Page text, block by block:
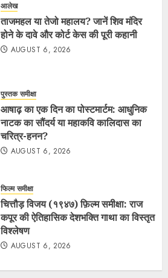
आलेख
ताजमहल या तेजो महालय? जानें शिव मंदिर
होने के दावे और कोर्ट केस की पूरी कहानी
AUGUST 6, 2026
पुस्तक समीक्षा
आषाढ़ का एक दिन का पोस्टमार्टम: आधुनिक
नाटक का सौंदर्य या महाकवि कालिदास का
चरित्र-हनन?
AUGUST 6, 2026
फिल्म समीक्षा
चित्तौड़ विजय (१९४७) फ़िल्म समीक्षा: राज
कपूर की ऐतिहासिक देशभक्ति गाथा का विस्तृत
विश्लेषण
AUGUST 6, 2026